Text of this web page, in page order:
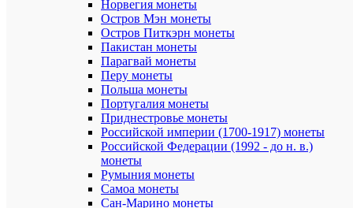
Норвегия монеты
Остров Мэн монеты
Остров Питкэрн монеты
Пакистан монеты
Парагвай монеты
Перу монеты
Польша монеты
Португалия монеты
Приднестровье монеты
Российской империи (1700-1917) монеты
Российской Федерации (1992 - до н. в.)
монеты
Румыния монеты
Самоа монеты
Сан-Марино монеты
крышка
вмещает
от